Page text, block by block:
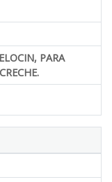
PARA